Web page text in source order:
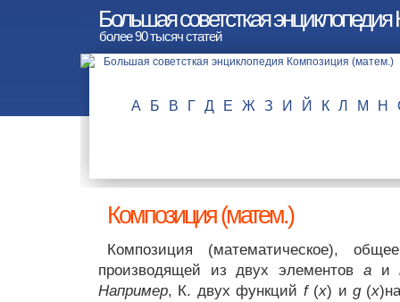
Большая советсткая
более 90 тысяч статей
А Б В Г Д Е Ж З И Й К Л М Н
Композиция (матем.)
Композиция (математическое),
производящей из двух элементов аи
Например, К. двух функций f (x) иg (x